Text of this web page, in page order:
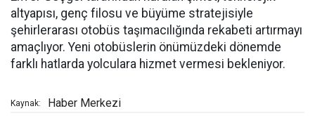
altyapısı, genç filosu ve büyüme stratejisiyle
şehirlerarası otobüs taşımacılığında rekabeti artırmayı
amaçlıyor. Yeni otobüslerin önümüzdeki dönemde
farklı hatlarda yolculara hizmet vermesi bekleniyor.
Kaynak: Haber Merkezi